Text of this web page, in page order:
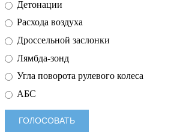
Детонации
Расхода воздуха
Дроссельной заслонки
Лямбда-зонд
Угла поворота рулевого колеса
АБС